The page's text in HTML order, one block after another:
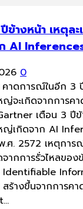
างหน้า เหตุละ
AI
0
าดการณ์ในอีก 3
จะเกิดจากการคา
เตือน 3 ปีข้
ญ่เกิดจาก AI
ศ. 2572 เหตุการ
จากการรั่วไหลขอ
Identifiable
ร้างขึ้นจากการค